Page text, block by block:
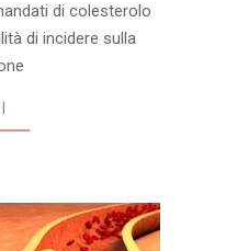
di colesterolo
di incidere sulla